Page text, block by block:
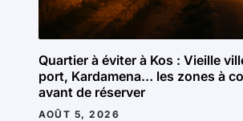
Quartier à éviter à Kos : Vieille
port, Kardamena… les zones à
avant de réserver
AOÛT 5, 2026